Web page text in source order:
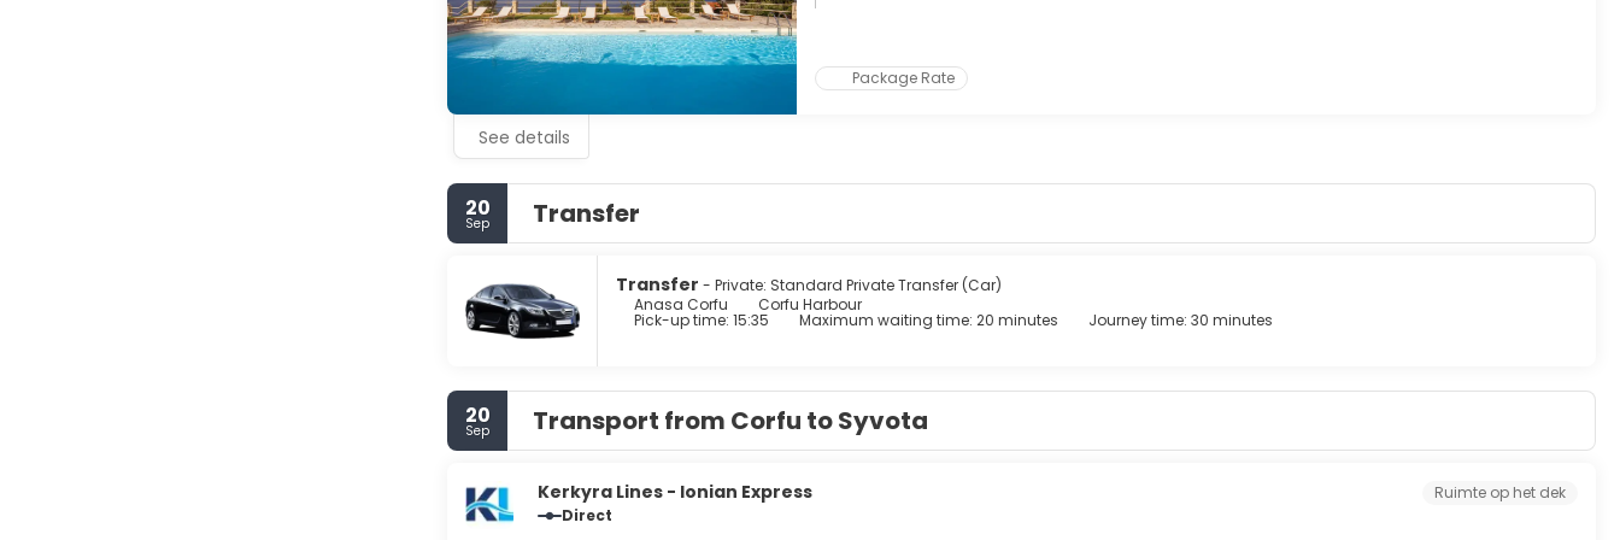
between two fortresses. Corfu is considered one of Greece's most beautiful cities, and it is easy to understand why when you're
strolling down the narrow streets and through the alleys, walking over spacious squares, visiting Byzantine churches and Venetian
monuments. And of course, Corfu also has its natural beauty; the green-turquoise water that surrounds the town.
Package Rate
See details
20
Sep Transfer
Transfer - Private: Standard Private Transfer (Car)
Anasa Corfu
Corfu Harbour
Pick-up time: 15:35 Maximum waiting time: 20 minutes Journey time: 30 minutes
20
Sep Transport from Corfu to Syvota
Kerkyra Lines - Ionian Express
Direct
Ruimte op het dek